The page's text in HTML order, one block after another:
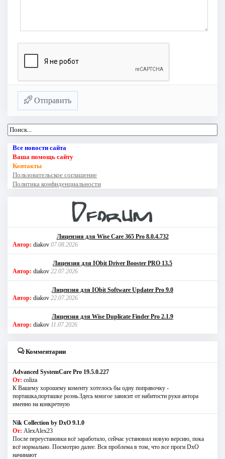
Отправить
Все новости сайта
Ваша помощь сайту
Контакты
Пользовательское соглашение
Политика конфиденциальности
Лицензия для Wise Care 365 Pro 8.0.4.732
Автор: diakov 07.08.2026
Лицензия для IObit Driver Booster PRO 13.5
Автор: diakov 22.07.2026
Лицензия для IObit Software Updater Pro 9.0
Автор: diakov 22.07.2026
Лицензия для Wise Duplicate Finder Pro 2.1.9
Автор: diakov 11.07.2026
Комментарии
Advanced SystemCare Pro 19.5.0.227
От: coliza
К Вашему хорошему коменту хотелось бы одну поправочку -
порташка,порташке рознь.Здесь многое зависит от набитости руки автора
именно на конкретную
Nik Collection by DxO 9.1.0
От: AlexAlex23
После переустановки всё заработало, сейчас установил новую версию, пока
всё нормально. Посмотрю далее. Вся проблема в том, что все проги DxO
начинают